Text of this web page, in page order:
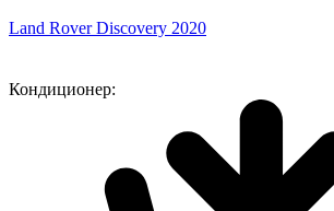
Land Rover Discovery 2020
Кондиционер: